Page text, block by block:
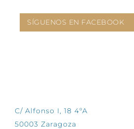
SÍGUENOS EN FACEBOOK
C/ Alfonso I, 18 4ºA
50003 Zaragoza